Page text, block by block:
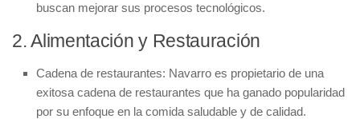
buscan mejorar sus procesos tecnológicos.
2. Alimentación y Restauración
Cadena de restaurantes: Navarro es propietario de una
exitosa cadena de restaurantes que ha ganado popularidad
por su enfoque en la comida saludable y de calidad.